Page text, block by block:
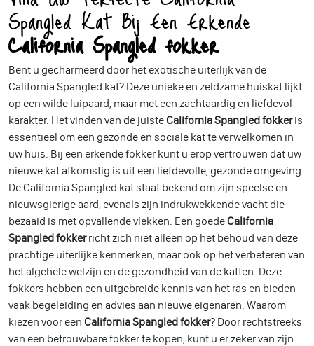
Spangled Kat Bij Een Erkende
California Spangled fokker
Bent u gecharmeerd door het exotische uiterlijk van de
California Spangled kat? Deze unieke en zeldzame huiskat lijkt
op een wilde luipaard, maar met een zachtaardig en liefdevol
karakter. Het vinden van de juiste California Spangled fokkeris
essentieel om een gezonde en sociale kat te verwelkomen in
uw huis. Bij een erkende fokker kunt u erop vertrouwen dat uw
nieuwe kat afkomstig is uit een liefdevolle, gezonde omgeving.
De California Spangled kat staat bekend om zijn speelse en
nieuwsgierige aard, evenals zijn indrukwekkende vacht die
bezaaid is met opvallende vlekken. Een goede California
Spangled fokkerricht zich niet alleen op het behoud van deze
prachtige uiterlijke kenmerken, maar ook op het verbeteren van
het algehele welzijn en de gezondheid van de katten. Deze
fokkers hebben een uitgebreide kennis van het ras en bieden
vaak begeleiding en advies aan nieuwe eigenaren. Waarom
kiezen voor een California Spangled fokker? Door rechtstreeks
van een betrouwbare fokker te kopen, kunt u er zeker van zijn